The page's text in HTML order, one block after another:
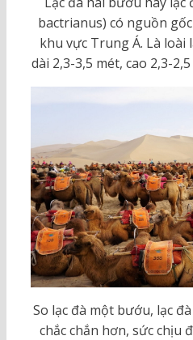
bactrianus) có nguồn
khu vực Trung Á. Là loài
dài 2,3-3,5 mét, cao 2,3-
So lạc đà một bướu, lạc
chắc chắn hơn, sức chịu